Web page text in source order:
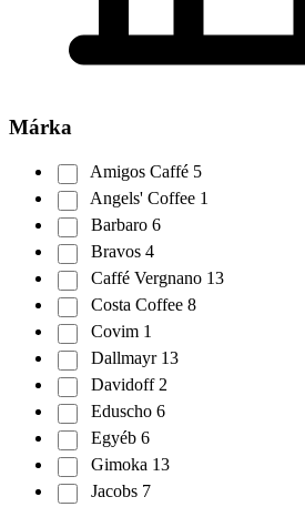
Márka
Amigos Caffé 5
Angels' Coffee 1
Barbaro 6
Bravos 4
Caffé Vergnano 13
Costa Coffee 8
Covim 1
Dallmayr 13
Davidoff2
Eduscho 6
Egyéb 6
Gimoka 13
Jacobs 7